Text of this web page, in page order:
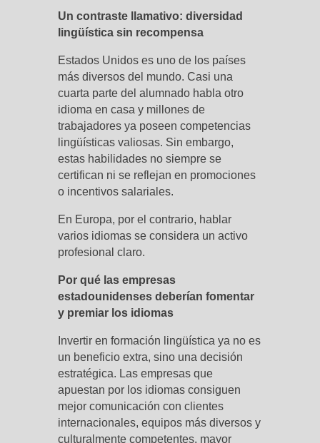
Un contraste llamativo: diversidad
lingüística sin recompensa
Estados Unidos es uno de los países
más diversos del mundo. Casi una
cuarta parte del alumnado habla otro
idioma en casa y millones de
trabajadores ya poseen competencias
lingüísticas valiosas. Sin embargo,
estas habilidades no siempre se
certifican ni se reflejan en promociones
o incentivos salariales.
En Europa, por el contrario, hablar
varios idiomas se considera un activo
profesional claro.
Por qué las empresas
estadounidenses deberían fomentar
y premiar los idiomas
Invertir en formación lingüística ya no es
un beneficio extra, sino una decisión
estratégica. Las empresas que
apuestan por los idiomas consiguen
mejor comunicación con clientes
internacionales, equipos más diversos y
culturalmente competentes, mayor